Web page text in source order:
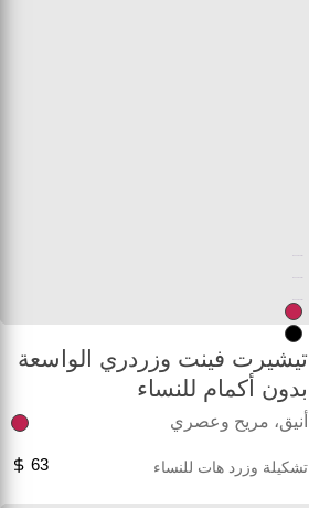
تيشيرت فينت وزردري الواسعة
بدون أكمام للنساء
أنيق، مريح وعصري
تشكيلة وزرد هات للنساء 63